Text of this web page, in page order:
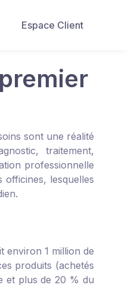
Espace Client
sont une réalité
traitement,
professionnelle
lesquelles
environ 1 million de
produits (achetés
et plus de 20 % du